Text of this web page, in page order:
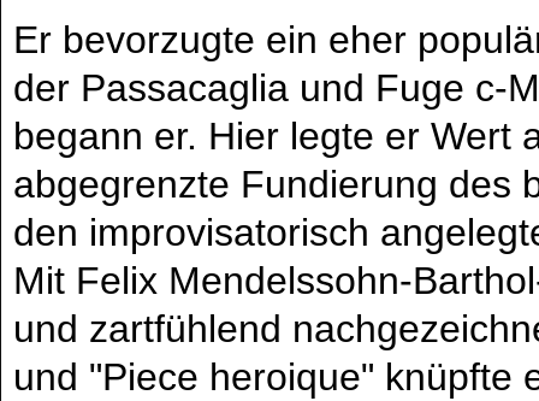
Er bevorzugte ein eher
der Passacaglia und Fuge c-
begann er. Hier legte er Wert
abgegrenzte Fundierung des
den improvisatorisch
Mit Felix Mendelssohn-
und zartfühlend
und "Piece heroique" knüpfte